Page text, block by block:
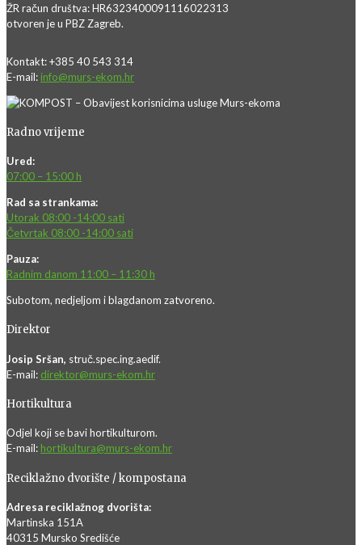
ŽR račun društva: HR6323400091116022313
otvoren je u PBZ Zagreb.
Kontakt: +385 40 543 314
E-mail: info@murs-ekom.hr
Radno vrijeme
Ured:
07:00 – 15:00 h
Rad sa strankama:
Utorak 08:00 -14:00 sati
Četvrtak 08:00 -14:00 sati
Pauza:
Radnim danom 11:00 – 11:30 h
Subotom, nedjeljom i blagdanom zatvoreno.
Direktor
Josip Sršan, struč.spec.ing.aedif.
E-mail: direktor@murs-ekom.hr
Hortikultura
Odjel koji se bavi hortikulturom.
E-mail: hortikultura@murs-ekom.hr
Reciklažno dvorište / kompostana
Adresa reciklažnog dvorišta:
Martinska 151A
40315 Mursko Središće